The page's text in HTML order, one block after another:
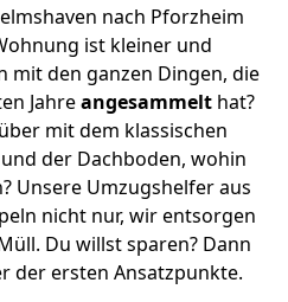
nach Pforzheim
ist kleiner und
mit den ganzen Dingen, die
Jahreangesammelthat?
mit dem klassischen
der Dachboden, wohin
Unsere Umzugshelfer aus
nicht nur, wir entsorgen
Du willst sparen? Dann
der ersten Ansatzpunkte.